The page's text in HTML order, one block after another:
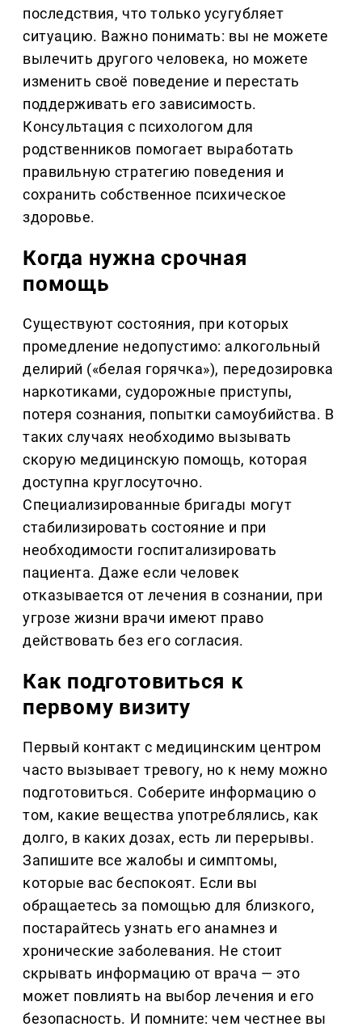
последствия, что только усугубляет
ситуацию. Важно понимать: вы не можете
вылечить другого человека, но можете
изменить своё поведение и перестать
поддерживать его зависимость.
Консультация с психологом для
родственников помогает выработать
правильную стратегию поведения и
сохранить собственное психическое
здоровье.
Когда нужна срочная
помощь
Существуют состояния, при которых
промедление недопустимо: алкогольный
делирий («белая горячка»), передозировка
наркотиками, судорожные приступы,
потеря сознания, попытки самоубийства. В
таких случаях необходимо вызывать
скорую медицинскую помощь, которая
доступна круглосуточно.
Специализированные бригады могут
стабилизировать состояние и при
необходимости госпитализировать
пациента. Даже если человек
отказывается от лечения в сознании, при
угрозе жизни врачи имеют право
действовать без его согласия.
Как подготовиться к
первому визиту
Первый контакт с медицинским центром
часто вызывает тревогу, но к нему можно
подготовиться. Соберите информацию о
том, какие вещества употреблялись, как
долго, в каких дозах, есть ли перерывы.
Запишите все жалобы и симптомы,
которые вас беспокоят. Если вы
обращаетесь за помощью для близкого,
постарайтесь узнать его анамнез и
хронические заболевания. Не стоит
скрывать информацию от врача — это
может повлиять на выбор лечения и его
безопасность. И помните: чем честнее вы